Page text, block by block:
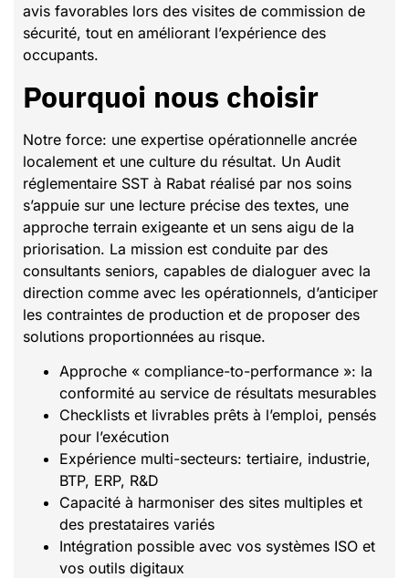
avis favorables lors des visites de commission de
sécurité, tout en améliorant l’expérience des
occupants.
Pourquoi nous choisir
Notre force: une expertise opérationnelle ancrée
localement et une culture du résultat. Un Audit
réglementaire SST à Rabat réalisé par nos soins
s’appuie sur une lecture précise des textes, une
approche terrain exigeante et un sens aigu de la
priorisation. La mission est conduite par des
consultants seniors, capables de dialoguer avec la
direction comme avec les opérationnels, d’anticiper
les contraintes de production et de proposer des
solutions proportionnées au risque.
Approche « compliance-to-performance »: la
conformité au service de résultats mesurables
Checklists et livrables prêts à l’emploi, pensés
pour l’exécution
Expérience multi-secteurs: tertiaire, industrie,
BTP, ERP, R&D
Capacité à harmoniser des sites multiples et
des prestataires variés
Intégration possible avec vos systèmes ISO et
vos outils digitaux